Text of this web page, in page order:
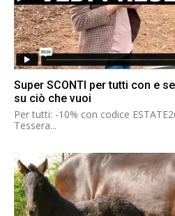
Super SCONTI per tutti con e
su ciò che vuoi
Per tutti: -10% con codice
Tessera...